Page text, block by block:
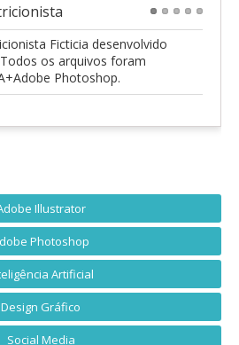
Ficticia desenvolvido
os arquivos foram
Photoshop.
Illustrator
Photoshop
Artificial
Design Gráfico
Social Media